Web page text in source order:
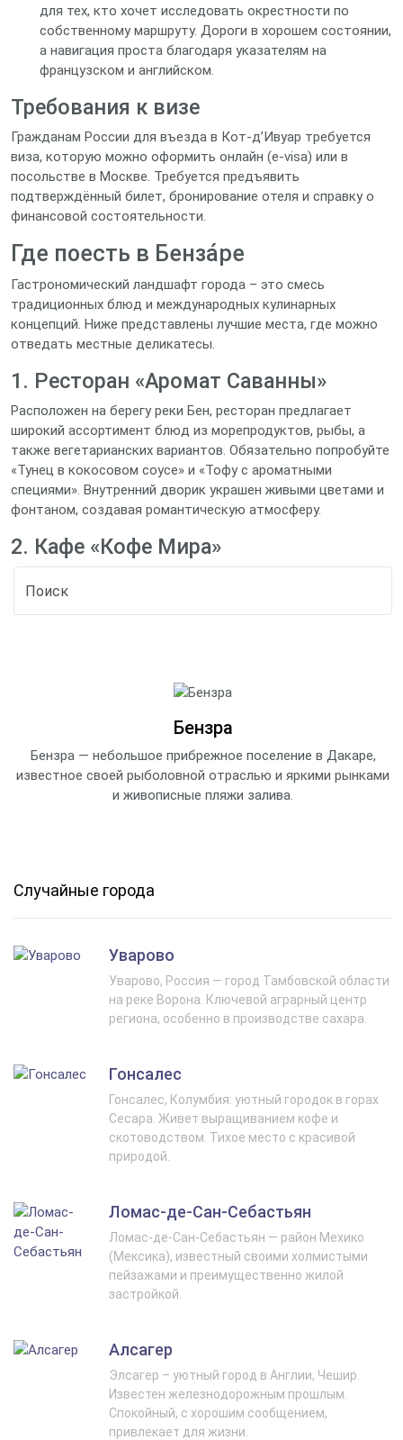
для тех, кто хочет исследовать окрестности по
собственному маршруту. Дороги в хорошем состоянии,
а навигация проста благодаря указателям на
французском и английском.
Требования к визе
Гражданам России для въезда в Кот‑д’Ивуар требуется
виза, которую можно оформить онлайн (e‑visa) или в
посольстве в Москве. Требуется предъявить
подтверждённый билет, бронирование отеля и справку о
финансовой состоятельности.
Где поесть в Бенза́ре
Гастрономический ландшафт города – это смесь
традиционных блюд и международных кулинарных
концепций. Ниже представлены лучшие места, где можно
отведать местные деликатесы.
1. Ресторан «Аромат Саванны»
Расположен на берегу реки Бен, ресторан предлагает
широкий ассортимент блюд из морепродуктов, рыбы, а
также вегетарианских вариантов. Обязательно попробуйте
«Тунец в кокосовом соусе» и «Тофу с ароматными
специями». Внутренний дворик украшен живыми цветами и
фонтаном, создавая романтическую атмосферу.
2. Кафе «Кофе Мира»
Бензра
Бензра — небольшое прибрежное поселение в Дакаре,
известное своей рыболовной отраслью и яркими рынками
и живописные пляжи залива.
Случайные города
Уварово
Уварово, Россия — город Тамбовской области
на реке Ворона. Ключевой аграрный центр
региона, особенно в производстве сахара.
Гонсалес
Гонсалес, Колумбия: уютный городок в горах
Сесара. Живет выращиванием кофе и
скотоводством. Тихое место с красивой
природой.
Ломас-де-Сан-Себастьян
Ломас-де-Сан-Себастьян — район Мехико
(Мексика), известный своими холмистыми
пейзажами и преимущественно жилой
застройкой.
Алсагер
Элсагер – уютный город в Англии, Чешир.
Известен железнодорожным прошлым.
Спокойный, с хорошим сообщением,
привлекает для жизни.